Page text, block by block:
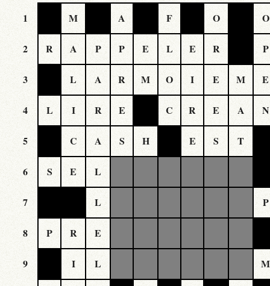
1 M A F O O
2 R A P P E L E R P
3 L A R M O I E M E
4 L I R E C R E A N
5 C A S H E S T
6 S E L
7 L P
8 P R E
9 I L M